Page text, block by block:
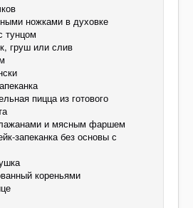
ножками в духовке
тунцом
груш или слив
пицца из готового
и мясным фаршем
запеканка без основы с
кореньями